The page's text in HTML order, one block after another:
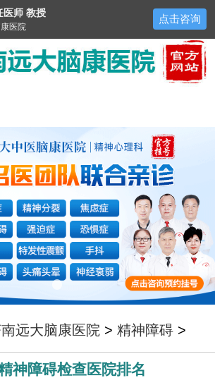
远大脑康医院 >精神障碍 >
神障碍检查医院排名
医师 教授
医院
点击咨询